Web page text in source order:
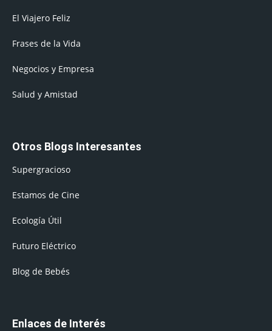
El Viajero Feliz
Frases de la Vida
Negocios y Empresa
Salud y Amistad
Otros Blogs Interesantes
Supergracioso
Estamos de Cine
Ecología Útil
Futuro Eléctrico
Blog de Bebés
Enlaces de Interés